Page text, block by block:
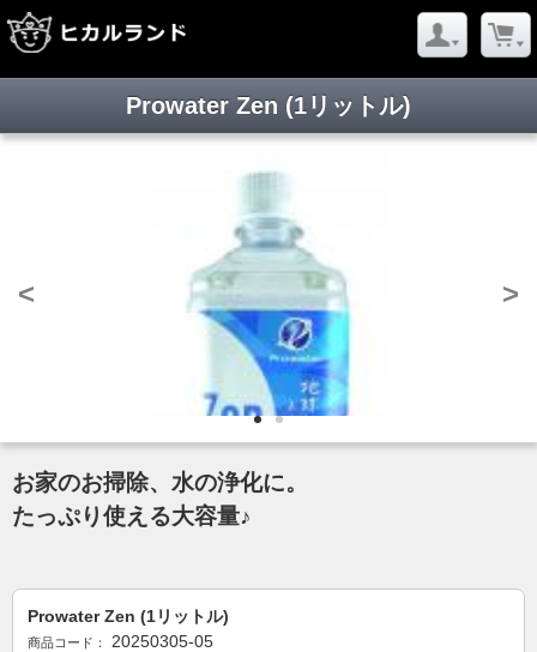
Prowater Zen (1リットル)
< >
お家のお掃除、水の浄化に。
たっぷり使える大容量♪
Prowater Zen (1リットル)
商品コード： 20250305-05